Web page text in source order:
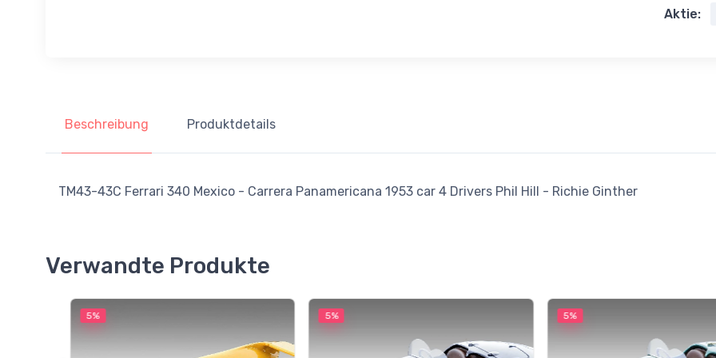
Aktie:
Beschreibung Produktdetails
TM43-43C Ferrari 340 Mexico - Carrera Panamericana 1953 car 4 Drivers Phil Hill - Richie Ginther
Verwandte Produkte
5% 5% 5%